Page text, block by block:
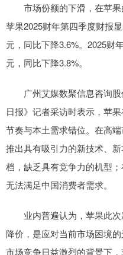
市场份额的下滑，在苹果
苹果2025财年第四季度财报
元，同比下降3.6%。2025财
元，同比下降3.8%。
广州艾媒数聚信息咨询股
日报》记者采访时表示，苹
节奏与本土需求错位。在高
推出具有吸引力的新技术、
档，缺乏具有竞争力的机型
无法满足中国消费者需求。
业内普遍认为，苹果此次
降价，是应对当前市场困境
市场竞争日益激烈的背景下